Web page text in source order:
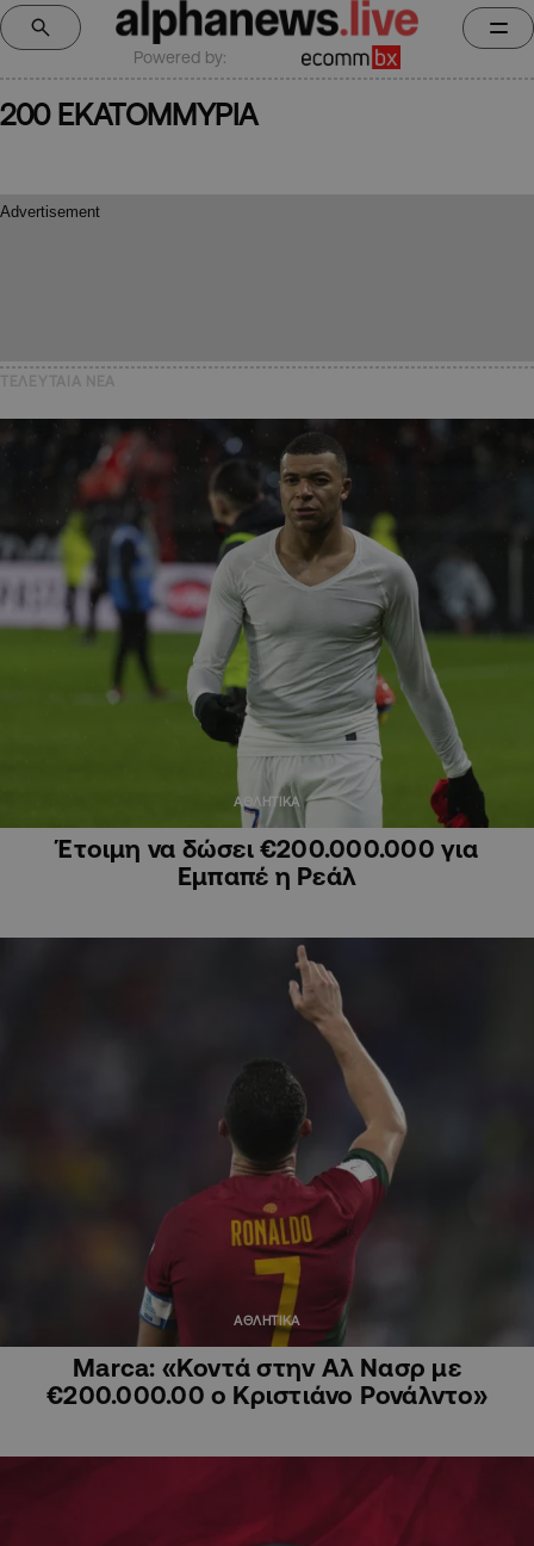
Powered by:
200 ΕΚΑΤΟΜΜΥΡΙΑ
ΑΘΛΗΤΙΚΑ
Έτοιμη να δώσει €200.000.000 για
Εμπαπέ η Ρεάλ
ΑΘΛΗΤΙΚΑ
Marca: «Κοντά στην Αλ Νασρ με
€200.000.00 ο Κριστιάνο Ρονάλντο»